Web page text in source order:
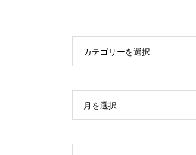
カテゴリーを選択
月を選択